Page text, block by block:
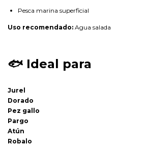
Pesca marina superficial
Uso recomendado: Agua salada
🐟 Ideal para
Jurel
Dorado
Pez gallo
Pargo
Atún
Robalo